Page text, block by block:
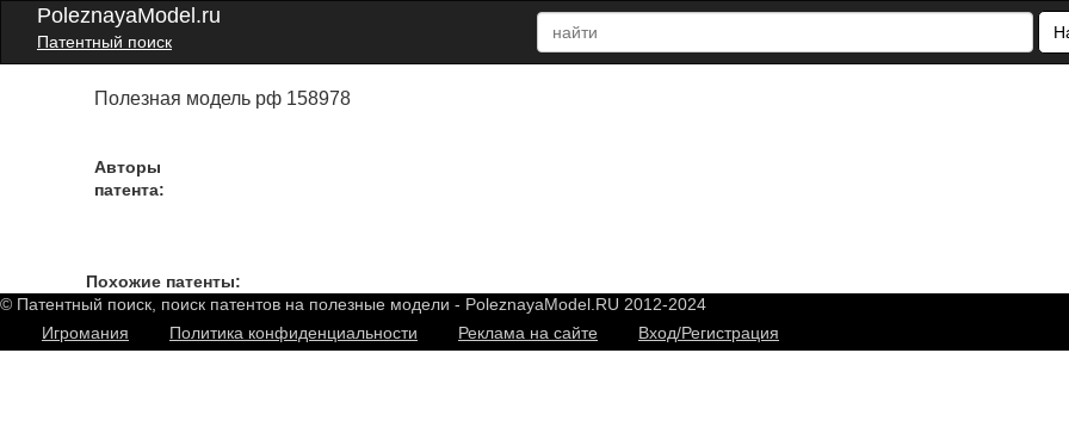
PoleznayaModel.ru
Патентный поиск
Полезная модель рф 158978
Авторы
патента:
Похожие патенты:
© Патентный поиск, поиск патентов на полезные модели - PoleznayaModel.RU 2012-2024
Игромания
Политика конфиденциальности Реклама на сайте Вход/Регистрация